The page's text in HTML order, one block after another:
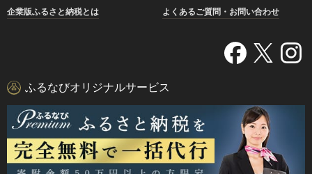
企業版ふるさと納税とは
よくあるご質問・お問い合わせ
ふるなびオリジナルサービス